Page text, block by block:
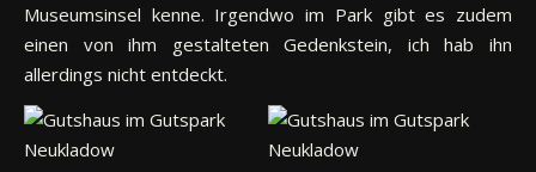
Museumsinsel kenne. Irgendwo im Park gibt es zudem
einen von ihm gestalteten Gedenkstein, ich hab ihn
allerdings nicht entdeckt.